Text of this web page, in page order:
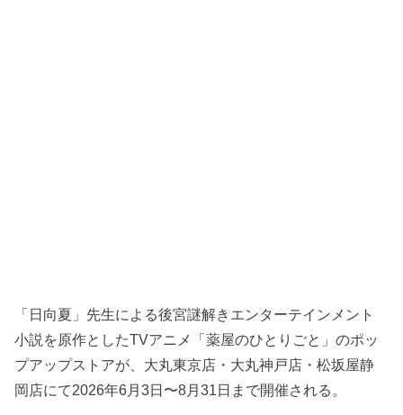
「日向夏」先生による後宮謎解きエンターテインメント
小説を原作としたTVアニメ「薬屋のひとりごと」のポッ
プアップストアが、大丸東京店・大丸神戸店・松坂屋静
岡店にて2026年6月3日〜8月31日まで開催される。